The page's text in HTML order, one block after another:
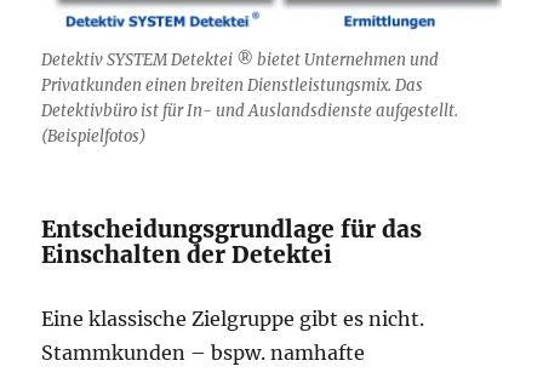
Detektiv SYSTEM Detektei ® bietet Unternehmen und
Privatkunden einen breiten Dienstleistungsmix. Das
Detektivbüro ist für In- und Auslandsdienste aufgestellt.
(Beispielfotos)
Entscheidungsgrundlage für das
Einschalten der Detektei
Eine klassische Zielgruppe gibt es nicht.
Stammkunden – bspw. namhafte